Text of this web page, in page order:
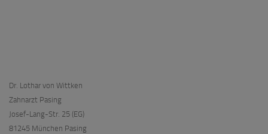
Dr. Lothar von Wittken
Zahnarzt Pasing
Josef-Lang-Str. 25 (EG)
81245 München Pasing